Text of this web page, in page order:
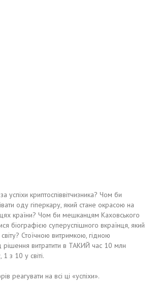
успіхи криптоспіввітчизника? Чом би
оду гіперкару, який стане окрасою на
країни? Чом би мешканцям Каховського
біографією суперуспішного вкраїнця, який
Стоїчною витримкою, гідною
рішення витратити в ТАКИЙ час 10 млн
з 10 у світі.
реагувати на всі ці «успіхи».